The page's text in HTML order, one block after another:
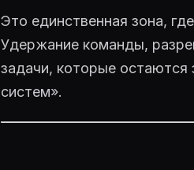
Это единственная зона,
Удержание команды,
задачи, которые
систем».